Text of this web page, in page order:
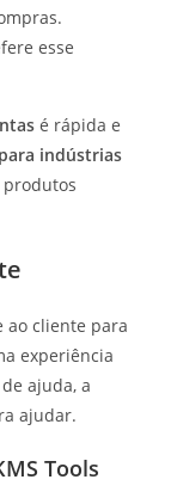
esse
é rápida e
indústrias
produtos
ao cliente para
experiência
ajuda, a
ajudar.
Tools